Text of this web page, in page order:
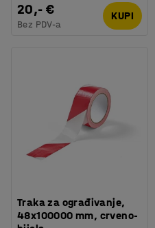
20,- €
Bez PDV-a
KUPI
Traka za ograđivanje,
48x100000 mm, crveno-